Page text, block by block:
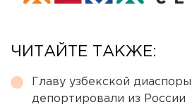
ЧИТАЙТЕ ТАКЖЕ:
Главу узбекской
депортировали из России